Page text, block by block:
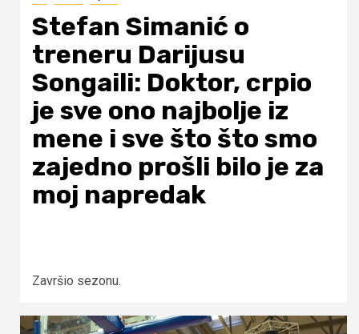
Stefan Simanić o
treneru Darijusu
Songaili: Doktor, crpio
je sve ono najbolje iz
mene i sve što što smo
zajedno prošli bilo je za
moj napredak
Završio sezonu.